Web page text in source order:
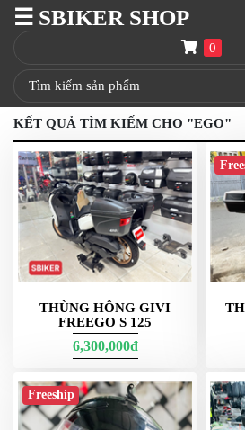
☰ SBIKER SHOP
0
SBIKER
TRANG
CHỦ
THÙNG
GIVI
BAGA
GIVI
HRX
NÓN
BẢO
HIỂM
FULLFACE
MOTO
PKL
KẾT QUẢ TÌM KIẾM CHO "EGO"
THÙNG HÔNG GIVI
FREEGO S 125
6,300,000đ
Freeship